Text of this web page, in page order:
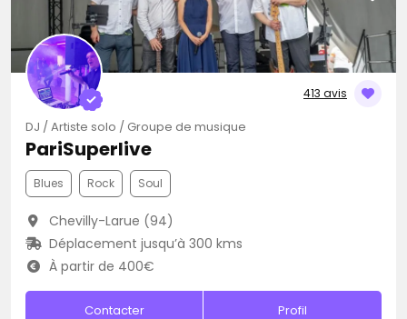
413 avis
DJ / Artiste solo / Groupe de musique
PariSuperlive
Blues Rock Soul
Chevilly-Larue (94)
Déplacement jusqu’à 300 kms
À partir de 400€
Contacter Profil